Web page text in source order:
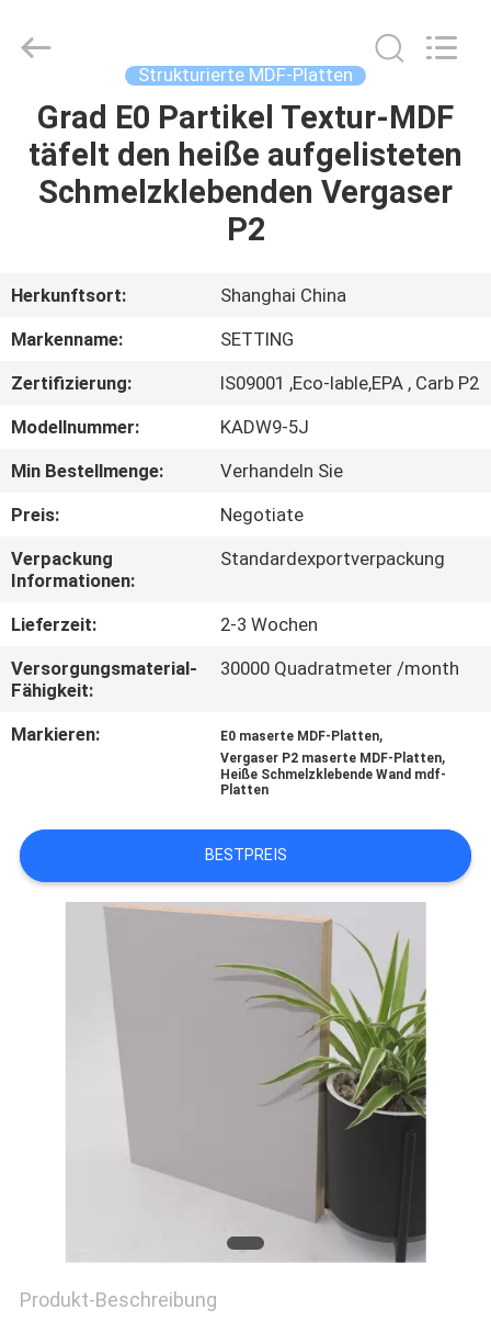
HAUS
PRODUKTE
UNS
AUSFLUG
TRETEN
SIE
MIT
UNS
IN
VERBINDUNG
NACHRICHTEN
FORDERN
SITEMAP
PRIVACY
Decorating
material
Reserved.
Strukturierte MDF-Platten
Grad E0 Partikel Textur-MDF
täfelt den heiße aufgelisteten
Schmelzklebenden Vergaser
P2
Herkunftsort:
Shanghai China
Markenname:
SETTING
Zertifizierung:
IS09001 ,Eco-lable,EPA , Carb P2
Modellnummer:
KADW9-5J
Min Bestellmenge:
Verhandeln Sie
Preis:
Negotiate
Verpackung
Informationen:
Standardexportverpackung
Lieferzeit:
2-3 Wochen
Versorgungsmaterial-
Fähigkeit:
30000 Quadratmeter /month
Markieren: E0 maserte MDF-Platten,
Vergaser P2 maserte MDF-Platten,
Heiße Schmelzklebende Wand mdf-
Platten
BESTPREIS
Produkt-Beschreibung